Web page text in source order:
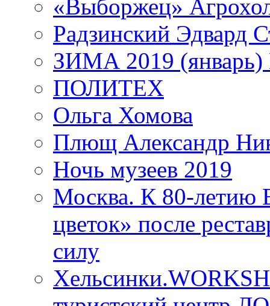
«Выборжец»
Радзинский Эдвард
ЗИМА 2019 (январь)
ПОЛИТЕХ
Ольга Хомова
Плющ Александр
Ночь музеев 2019
Москва. К 80-
цветок» после
силу